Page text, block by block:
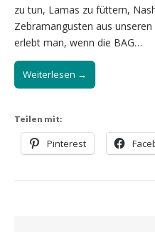
zu tun, Lamas zu füttern,
Zebramangusten aus
erlebt man, wenn die BAG…
Weiterlesen →
Teilen mit:
Pinterest